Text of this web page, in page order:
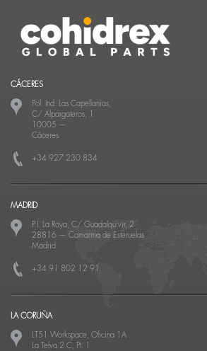
CÁCERES
Pol. Ind. Las Capellanías,
C/ Alpargateros, 1
10005 —
Cáceres
+34 927 230 834
MADRID
P.I. La Raya, C/ Guadalquivir, 2
28816 — Camarma de Esteruelas
Madrid
+34 91 802 12 91
LA CORUÑA
LT51 Workspace, Oficina 1A
La Telva 2 C, Pt. 1